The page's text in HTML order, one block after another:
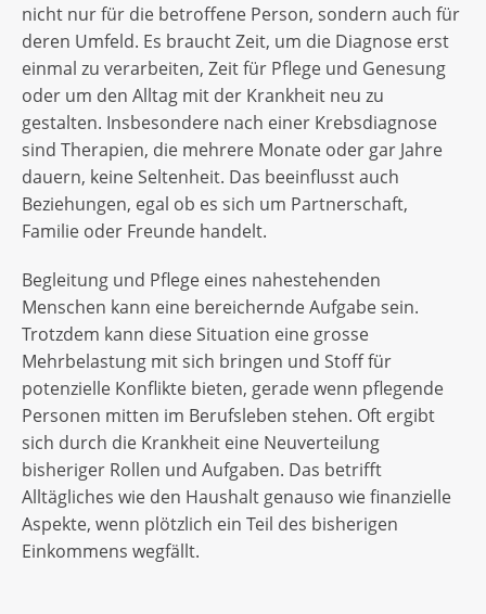
nicht nur für die betroffene Person, sondern auch für
deren Umfeld. Es braucht Zeit, um die Diagnose erst
einmal zu verarbeiten, Zeit für Pflege und Genesung
oder um den Alltag mit der Krankheit neu zu
gestalten. Insbesondere nach einer Krebsdiagnose
sind Therapien, die mehrere Monate oder gar Jahre
dauern, keine Seltenheit. Das beeinflusst auch
Beziehungen, egal ob es sich um Partnerschaft,
Familie oder Freunde handelt.
Begleitung und Pflege eines nahestehenden
Menschen kann eine bereichernde Aufgabe sein.
Trotzdem kann diese Situation eine grosse
Mehrbelastung mit sich bringen und Stoff für
potenzielle Konflikte bieten, gerade wenn pflegende
Personen mitten im Berufsleben stehen. Oft ergibt
sich durch die Krankheit eine Neuverteilung
bisheriger Rollen und Aufgaben. Das betrifft
Alltägliches wie den Haushalt genauso wie finanzielle
Aspekte, wenn plötzlich ein Teil des bisherigen
Einkommens wegfällt.